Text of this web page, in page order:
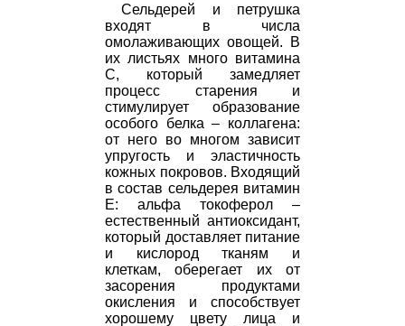
Сельдерей и петрушка
входят в числа
омолаживающих овощей. В
их листьях много витамина
C, который замедляет
процесс старения и
стимулирует образование
особого белка – коллагена:
от него во многом зависит
упругость и эластичность
кожных покровов. Входящий
в состав сельдерея витамин
E: альфа токоферол –
естественный антиоксидант,
который доставляет питание
и кислород тканям и
клеткам, оберегает их от
засорения продуктами
окисления и способствует
хорошему цвету лица и